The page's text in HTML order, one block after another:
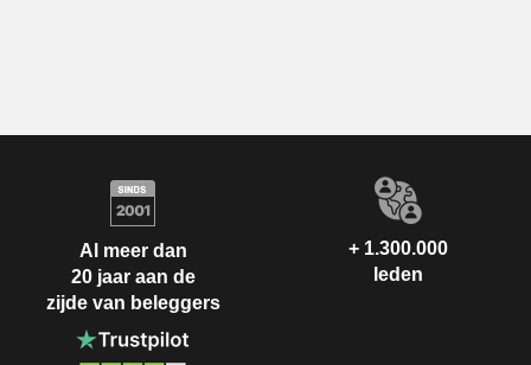
Al meer dan
20 jaar aan de
zijde van beleggers
+ 1.300.000
leden